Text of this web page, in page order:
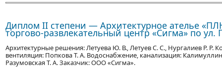
Диплом ІІ степени — Архитектурное ателье
торгово-развлекательный центр «Сигма» по
Архитектурные решения: Летуева Ю. В., Летуев С. С., Нургалиев Р. Р.
вентиляция: Попкова Т. А. Водоснабжение, канализация:
Разумовская Т. А. Заказчик: ООО «Сигма».